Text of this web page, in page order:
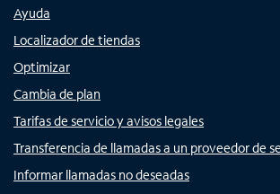
Ayuda
Localizador de tiendas
Optimizar
Cambia de plan
Tarifas de servicio y avisos legales
Transferencia de llamadas a un proveedor de
Informar llamadas no deseadas